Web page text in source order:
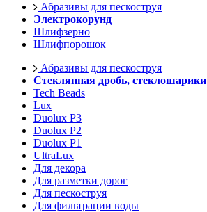
Абразивы для пескоструя
Электрокорунд
Шлифзерно
Шлифпорошок
Абразивы для пескоструя
Стеклянная дробь, стеклошарики
Tech Beads
Lux
Duolux P3
Duolux P2
Duolux P1
UltraLux
Для декора
Для разметки дорог
Для пескоструя
Для фильтрации воды